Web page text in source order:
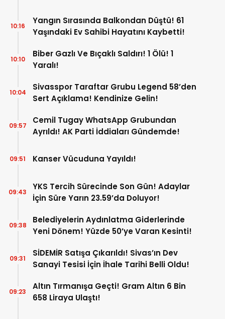
Yangın Sırasında Balkondan Düştü! 61
Yaşındaki Ev Sahibi Hayatını Kaybetti!
10:16
Biber Gazlı Ve Bıçaklı Saldırı! 1 Ölü! 1
Yaralı!
10:10
Sivasspor Taraftar Grubu Legend 58’den
Sert Açıklama! Kendinize Gelin!
10:04
Cemil Tugay WhatsApp Grubundan
Ayrıldı! AK Parti İddiaları Gündemde!
09:57
Kanser Vücuduna Yayıldı!
09:51
YKS Tercih Sürecinde Son Gün! Adaylar
İçin Süre Yarın 23.59’da Doluyor!
09:43
Belediyelerin Aydınlatma Giderlerinde
Yeni Dönem! Yüzde 50’ye Varan Kesinti!
09:38
SİDEMİR Satışa Çıkarıldı! Sivas’ın Dev
Sanayi Tesisi İçin İhale Tarihi Belli Oldu!
09:31
Altın Tırmanışa Geçti! Gram Altın 6 Bin
658 Liraya Ulaştı!
09:23